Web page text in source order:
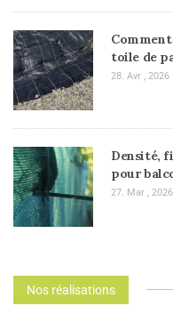
toile de
28. Avr , 2026
Densité,
pour
27. Mar , 2026
Nos réalisations